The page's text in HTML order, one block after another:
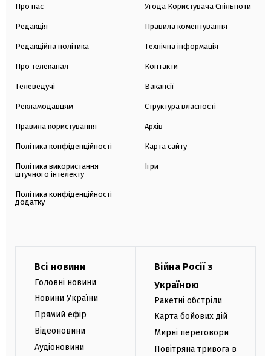
Про нас
Редакція
Редакційна політика
Про телеканал
Телеведучі
Рекламодавцям
Правила користування
Політика конфіденційності
Політика використання
штучного інтелекту
Політика конфіденційності
додатку
Угода Користувача Спільноти
Правила коментування
Технічна інформація
Контакти
Вакансії
Структура власності
Архів
Карта сайту
Ігри
Всі новини
Головні новини
Новини України
Прямий ефір
Відеоновини
Аудіоновини
Війна Росії з
Україною
Ракетні обстріли
Карта бойових дій
Мирні переговори
Повітряна тривога в